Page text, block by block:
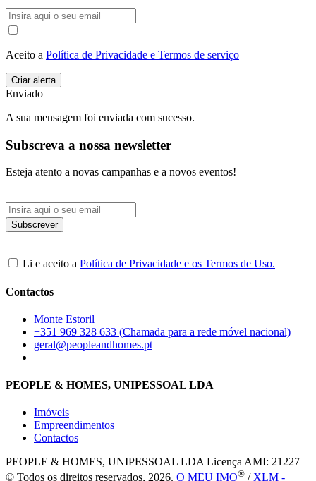
Aceito a Política de Privacidade e Termos de serviço
Enviado
A sua mensagem foi enviada com sucesso.
Subscreva a nossa newsletter
Esteja atento a novas campanhas e a novos eventos!
Li e aceito a Política de Privacidade e os Termos de Uso.
Contactos
Monte Estoril
+351 969 328 633 (Chamada para a rede móvel nacional)
geral@peopleandhomes.pt
PEOPLE & HOMES, UNIPESSOAL LDA
Imóveis
Empreendimentos
Contactos
PEOPLE & HOMES, UNIPESSOAL LDA Licença AMI: 21227
© Todos os direitos reservados, 2026. O MEU IMO® /XLM -